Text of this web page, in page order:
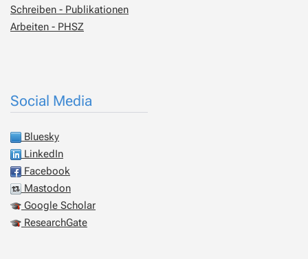
Schreiben - Publikationen
Arbeiten - PHSZ
Social Media
Bluesky
LinkedIn
Facebook
Mastodon
Google Scholar
ResearchGate